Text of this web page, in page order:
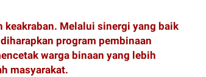
keakraban. Melalui sinergi yang baik
program pembinaan
warga binaan yang lebih
masyarakat.